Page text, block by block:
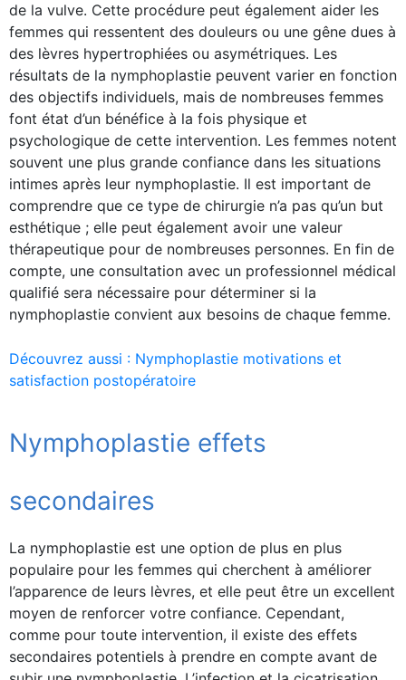
de la vulve. Cette procédure peut également aider les
femmes qui ressentent des douleurs ou une gêne dues à
des lèvres hypertrophiées ou asymétriques. Les
résultats de la nymphoplastie peuvent varier en fonction
des objectifs individuels, mais de nombreuses femmes
font état d’un bénéfice à la fois physique et
psychologique de cette intervention. Les femmes notent
souvent une plus grande confiance dans les situations
intimes après leur nymphoplastie. Il est important de
comprendre que ce type de chirurgie n’a pas qu’un but
esthétique ; elle peut également avoir une valeur
thérapeutique pour de nombreuses personnes. En fin de
compte, une consultation avec un professionnel médical
qualifié sera nécessaire pour déterminer si la
nymphoplastie convient aux besoins de chaque femme.
Découvrez aussi : Nymphoplastie motivations et
satisfaction postopératoire
Nymphoplastie effets
secondaires
La nymphoplastie est une option de plus en plus
populaire pour les femmes qui cherchent à améliorer
l’apparence de leurs lèvres, et elle peut être un excellent
moyen de renforcer votre confiance. Cependant,
comme pour toute intervention, il existe des effets
secondaires potentiels à prendre en compte avant de